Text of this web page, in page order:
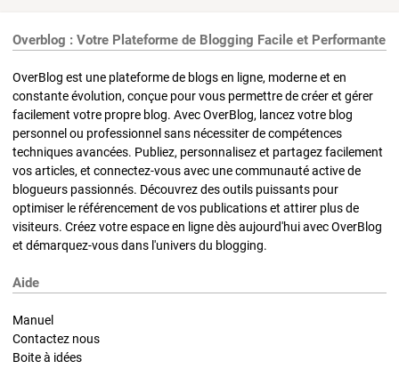
Overblog : Votre Plateforme de Blogging Facile et Performante
OverBlog est une plateforme de blogs en ligne, moderne et en
constante évolution, conçue pour vous permettre de créer et gérer
facilement votre propre blog. Avec OverBlog, lancez votre blog
personnel ou professionnel sans nécessiter de compétences
techniques avancées. Publiez, personnalisez et partagez facilement
vos articles, et connectez-vous avec une communauté active de
blogueurs passionnés. Découvrez des outils puissants pour
optimiser le référencement de vos publications et attirer plus de
visiteurs. Créez votre espace en ligne dès aujourd'hui avec OverBlog
et démarquez-vous dans l'univers du blogging.
Aide
Manuel
Contactez nous
Boite à idées